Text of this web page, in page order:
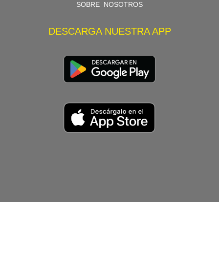
SOBRE NOSOTROS
DESCARGA NUESTRA APP